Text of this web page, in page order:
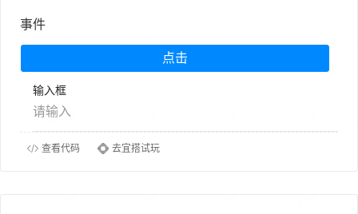
事件
点击
输入框
查看代码 去宜搭试玩